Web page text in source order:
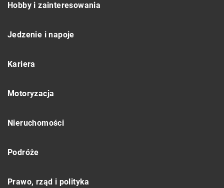
Hobby i zainteresowania
Jedzenie i napoje
Kariera
Motoryzacja
Nieruchomości
Podróże
Prawo, rząd i polityka